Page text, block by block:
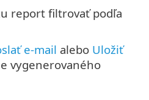
report filtrovať podľa
e-mail alebo Uložiť
vygenerovaného